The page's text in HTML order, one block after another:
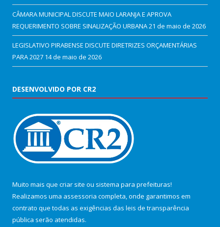
CÂMARA MUNICIPAL DISCUTE MAIO LARANJA E APROVA
REQUERIMENTO SOBRE SINALIZAÇÃO URBANA21 de maio de 2026
LEGISLATIVO PIRABENSE DISCUTE DIRETRIZES ORÇAMENTÁRIAS
PARA 2027 14 de maio de 2026
DESENVOLVIDO POR CR2
Muito mais que criar site ou sistema para prefeituras!
Realizamos uma assessoria completa, onde garantimos em
contrato que todas as exigências das leis de transparência
pública serão atendidas.